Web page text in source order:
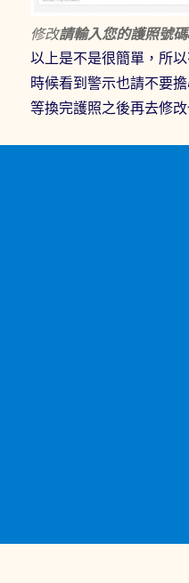
修改請輸入您的護照號碼
以上是不是很簡單，所
時候看到警示也請不要擔
等換完護照之後再去修改